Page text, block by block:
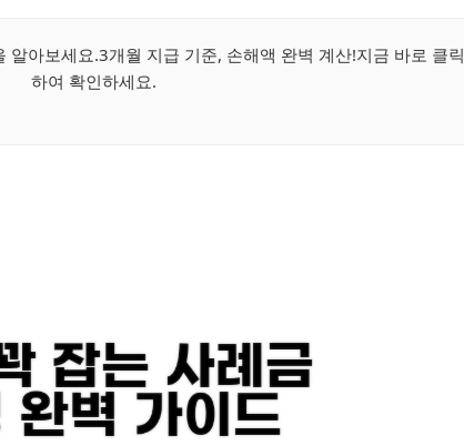
알아보세요.3개월 지급 기준, 손해액 완벽 계산!지금 바로 클릭
하여 확인하세요.